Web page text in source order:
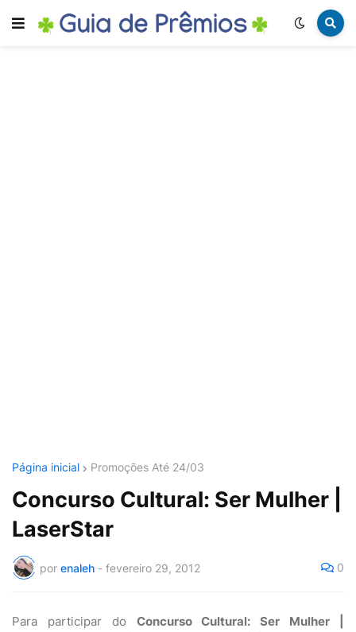
Página inicial Promoções Até 24/03
Concurso Cultural: Ser Mulher |
LaserStar
por enaleh - fevereiro 29, 2012 0
Para participar do Concurso Cultural: Ser Mulher |